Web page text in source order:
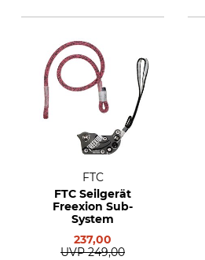
FTC
FTC Seilgerät
Freexion Sub-
System
237,00
UVP 249,00